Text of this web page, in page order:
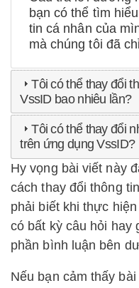
bạn có thể tìm
tin cá nhân của
mà chúng tôi đã
Tôi có thể thay đổi
VssID bao nhiêu lần?
Tôi có thể thay đổi
trên ứng dụng VssID?
Hy vọng bài viết này
cách thay đổi thông
phải biết khi thực
có bất kỳ câu hỏi hay
phần bình luận bên
Nếu bạn cảm thấy